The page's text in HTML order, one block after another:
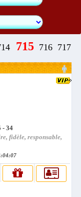
715 716 717
- 34
fidèle, responsable,